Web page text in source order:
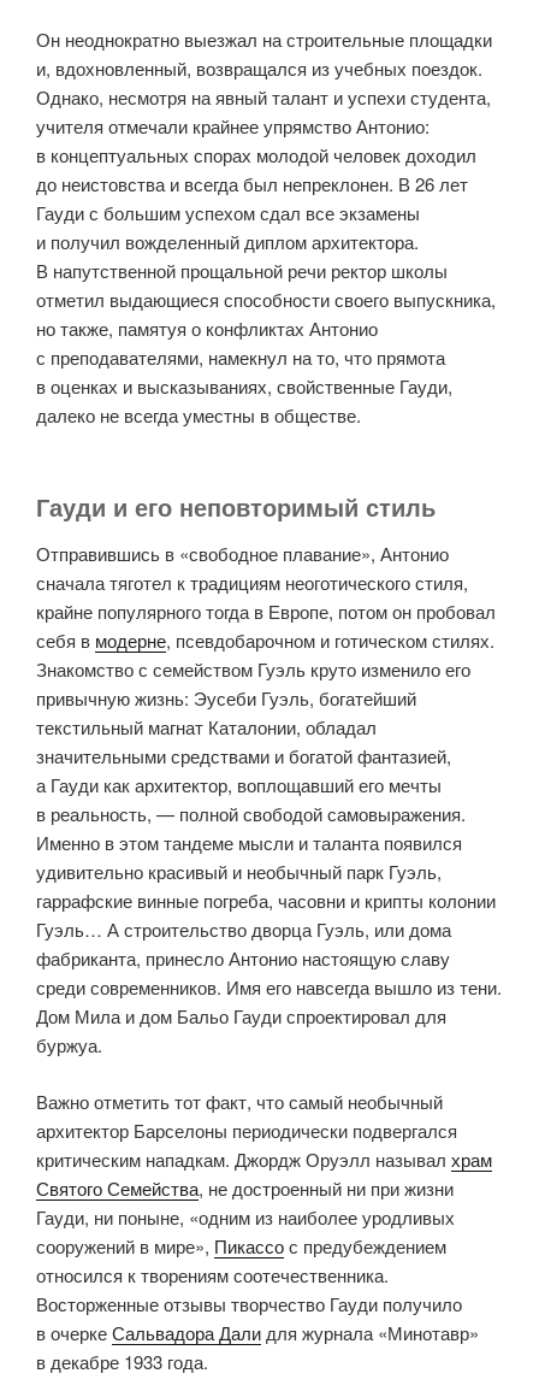
Он неоднократно выезжал на строительные площадки
и, вдохновленный, возвращался из учебных поездок.
Однако, несмотря на явный талант и успехи студента,
учителя отмечали крайнее упрямство Антонио:
в концептуальных спорах молодой человек доходил
до неистовства и всегда был непреклонен. В 26 лет
Гауди с большим успехом сдал все экзамены
и получил вожделенный диплом архитектора.
В напутственной прощальной речи ректор школы
отметил выдающиеся способности своего выпускника,
но также, памятуя о конфликтах Антонио
с преподавателями, намекнул на то, что прямота
в оценках и высказываниях, свойственные Гауди,
далеко не всегда уместны в обществе.
Гауди и его неповторимый стиль
Отправившись в «свободное плавание», Антонио
сначала тяготел к традициям неоготического стиля,
крайне популярного тогда в Европе, потом он пробовал
себя в модерне, псевдобарочном и готическом стилях.
Знакомство с семейством Гуэль круто изменило его
привычную жизнь: Эусеби Гуэль, богатейший
текстильный магнат Каталонии, обладал
значительными средствами и богатой фантазией,
а Гауди как архитектор, воплощавший его мечты
в реальность, — полной свободой самовыражения.
Именно в этом тандеме мысли и таланта появился
удивительно красивый и необычный парк Гуэль,
гаррафские винные погреба, часовни и крипты колонии
Гуэль… А строительство дворца Гуэль, или дома
фабриканта, принесло Антонио настоящую славу
среди современников. Имя его навсегда вышло из тени.
Дом Мила и дом Бальо Гауди спроектировал для
буржуа.
Важно отметить тот факт, что самый необычный
архитектор Барселоны периодически подвергался
критическим нападкам. Джордж Оруэлл называл храм
Святого Семейства, не достроенный ни при жизни
Гауди, ни поныне, «одним из наиболее уродливых
сооружений в мире», Пикассос предубеждением
относился к творениям соотечественника.
Восторженные отзывы творчество Гауди получило
в очеркеСальвадора Дали для журнала «Минотавр»
в декабре 1933 года.